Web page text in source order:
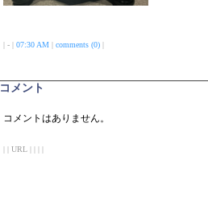
| - | 07:30 AM| comments (0)|
コメント
コメントはありません。
| | URL | | | |